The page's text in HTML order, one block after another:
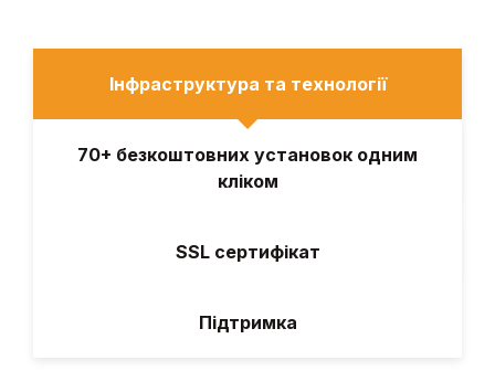
Інфраструктура та технології
70+ безкоштовних установок одним
кліком
SSL сертифікат
Підтримка